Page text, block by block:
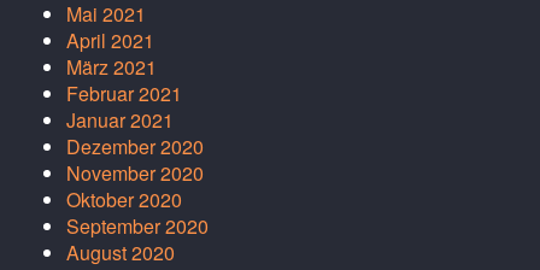
Mai 2021
April 2021
März 2021
Februar 2021
Januar 2021
Dezember 2020
November 2020
Oktober 2020
September 2020
August 2020